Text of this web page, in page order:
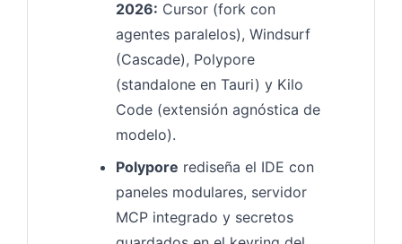
2026: Cursor (fork con
agentes paralelos), Windsurf
(Cascade), Polypore
(standalone en Tauri) y Kilo
Code (extensión agnóstica de
modelo).
Polypore rediseña el IDE con
paneles modulares, servidor
MCP integrado y secretos